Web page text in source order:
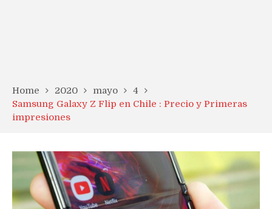
Home 2020 mayo
4
Samsung Galaxy Z Flip en Chile : Precio y Primeras
impresiones